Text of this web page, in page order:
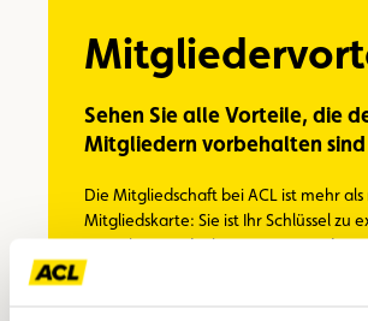
Sehen Sie alle Vorteile, die
Mitgliedern vorbehalten sind
Die Mitgliedschaft bei ACL ist mehr als
Mitgliedskarte: Sie ist Ihr Schlüssel zu
Vorteilen. Entdecken Sie mit uns die
jedem Einsatz Ihrer Karte macht sich